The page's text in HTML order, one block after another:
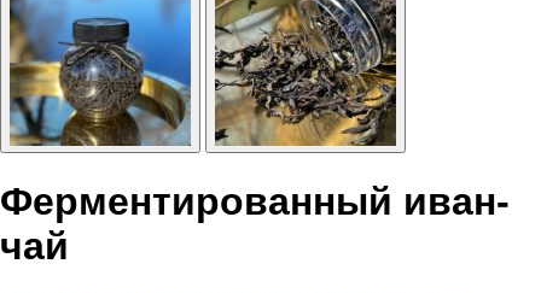
Ферментированный иван-
чай